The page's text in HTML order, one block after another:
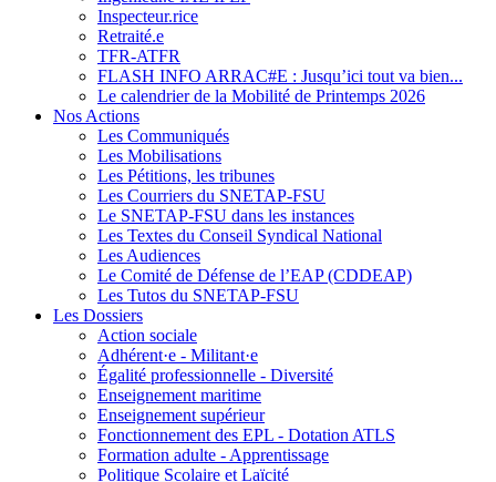
Inspecteur.rice
Retraité.e
TFR-ATFR
FLASH INFO ARRAC#E : Jusqu’ici tout va bien...
Le calendrier de la Mobilité de Printemps 2026
Nos Actions
Les Communiqués
Les Mobilisations
Les Pétitions, les tribunes
Les Courriers du SNETAP-FSU
Le SNETAP-FSU dans les instances
Les Textes du Conseil Syndical National
Les Audiences
Le Comité de Défense de l’EAP (CDDEAP)
Les Tutos du SNETAP-FSU
Les Dossiers
Action sociale
Adhérent·e - Militant·e
Égalité professionnelle - Diversité
Enseignement maritime
Enseignement supérieur
Fonctionnement des EPL - Dotation ATLS
Formation adulte - Apprentissage
Politique Scolaire et Laïcité